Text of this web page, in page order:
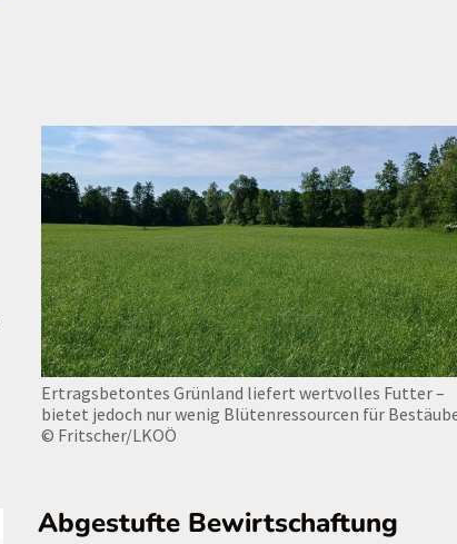
Ertragsbetontes Grünland liefert wertvolles Futter –
bietet jedoch nur wenig Blütenressourcen für
© Fritscher/LKOÖ
Abgestufte Bewirtschaftung